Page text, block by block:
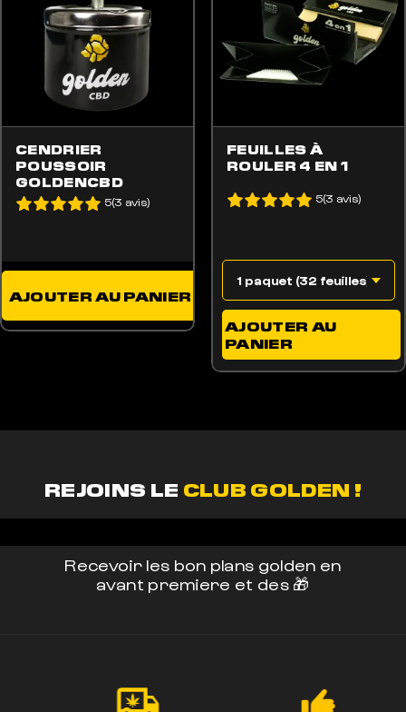
Je suis très satisfait, j’ai testé beaucoup d’huile/
Fri Jun 16 2023 14:08:48 GMT+0000 (Coordinated
AJOUTER AU PANIER
CENDRIER
POUSSOIR
GOLDENCBD
5(3 avis)
AJOUTER AU
PANIER
FEUILLES À
ROULER 4 EN 1
5(3 avis)
REJOINS LE CLUB GOLDEN !
Recevoir les bon plans golden en
avant premiere et des 🎁